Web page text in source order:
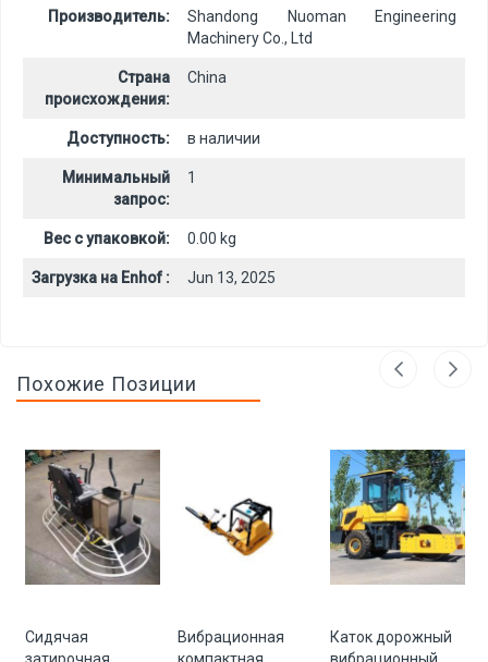
Производитель:
Shandong Nuoman Engineering
Machinery Co., Ltd
Страна
происхождения:
China
Доступность: в наличии
Минимальный
запрос:
1
Вес с упаковкой: 0.00 kg
Загрузка на Enhof : Jun 13, 2025
Похожие Позиции
Сидячая
затирочная
Вибрационная
компактная
Каток дорожный
вибрационный